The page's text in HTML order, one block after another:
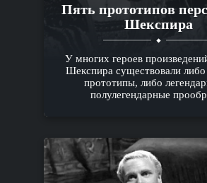
Пять прототипов
Шекспира
У многих героев
Шекспира существовали либо
прототипы, либо
полулегендарные